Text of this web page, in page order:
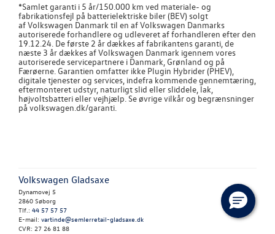
*Samlet garanti i 5 år/150.000 km ved materiale- og
fabrikationsfejl på batterielektriske biler (BEV) solgt
afVolkswagen Danmark til en afVolkswagen Danmarks
autoriserede forhandlere og udleveret af forhandleren efter den
19.12.24. De første 2 år dækkes af fabrikantens garanti, de
næste 3 år dækkes afVolkswagen Danmark igennem vores
autoriserede servicepartnere i Danmark, Grønland og på
Færøerne. Garantien omfatter ikke Plugin Hybrider (PHEV),
digitale tjenester og services, indefra kommende gennemtæring,
eftermonteret udstyr, naturligt slid eller sliddele, lak,
højvoltsbatteri eller vejhjælp. Se øvrige vilkår og begrænsninger
på volkswagen.dk/garanti.
Volkswagen Gladsaxe
Dynamovej 5
2860 Søborg
Tlf.: 44 57 57 57
E-mail: vartinde@semlerretail-gladsaxe.dk
CVR: 27 26 81 88